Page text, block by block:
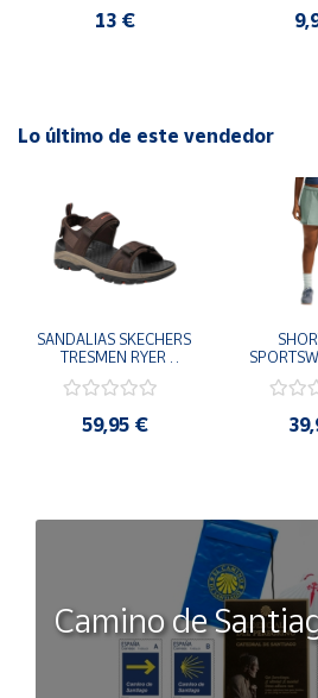
13 €
Lo último de este vendedor
SANDALIAS SKECHERS
TRESMEN RYER
205112-CHOC
COMODAS
59,95 €
006
Camino de